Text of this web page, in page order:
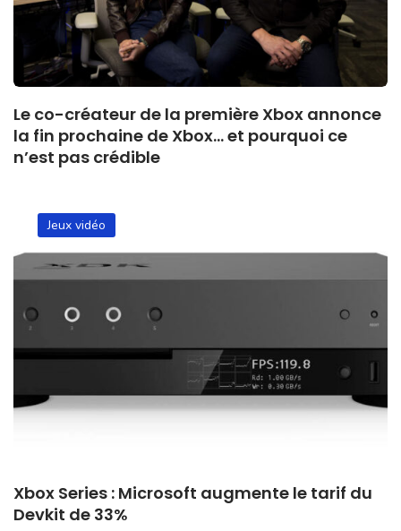
Le co-créateur de la première Xbox annonce
la fin prochaine de Xbox… et pourquoi ce
n’est pas crédible
Jeux vidéo
Xbox Series : Microsoft augmente le tarif du
Devkit de 33%